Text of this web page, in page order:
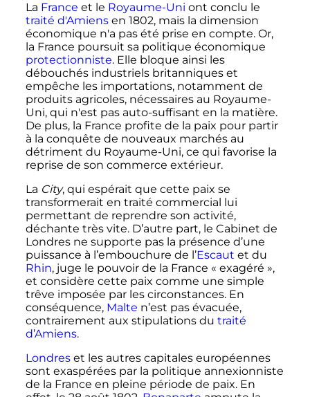
La France et le Royaume-Uni ont conclu le
traité d'Amiensen 1802, mais la dimension
économique n'a pas été prise en compte. Or,
la France poursuit sa politique économique
protectionniste. Elle bloque ainsi les
débouchés industriels britanniques et
empêche les importations, notamment de
produits agricoles, nécessaires au Royaume-
Uni, qui n'est pas auto-suffisant en la matière.
De plus, la France profite de la paix pour partir
à la conquête de nouveaux marchés au
détriment du Royaume-Uni, ce qui favorise la
reprise de son commerce extérieur.
La City, qui espérait que cette paix se
transformerait en traité commercial lui
permettant de reprendre son activité,
déchante très vite. D’autre part, le Cabinet de
Londres ne supporte pas la présence d’une
puissance à l’embouchure de l’Escaut et du
Rhin, juge le pouvoir de la France « exagéré »,
et considère cette paix comme une simple
trêve imposée par les circonstances. En
conséquence, Malte n’est pas évacuée,
contrairement aux stipulations du traité
d’Amiens.
Londreset les autres capitales européennes
sont exaspérées par la politique annexionniste
de la France en pleine période de paix. En